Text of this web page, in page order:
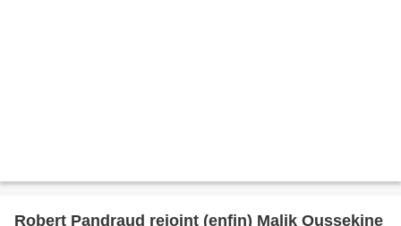
Robert Pandraud rejoint (enfin) Malik Oussekine